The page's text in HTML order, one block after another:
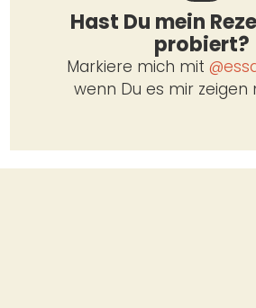
Hast Du mein
pro­biert?
Mar­kie­re mich mit
wenn Du es mir zei­gen